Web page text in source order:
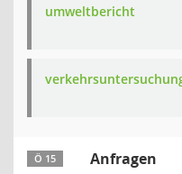
umweltbericht
Ö 15 Anfragen